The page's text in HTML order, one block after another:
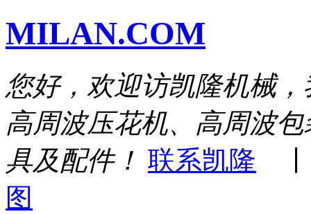
MILAN.COM
您好，欢迎访凯隆机械
高周波压花机、高周波
具及配件！ 联系凯隆
图